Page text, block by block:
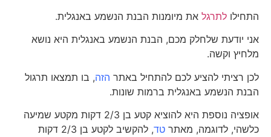
התחילו לתרגל את מיומנות הבנת הנשמע באנגלית.
אני יודעת שלחלק מכם, הבנת הנשמע באנגלית היא נושא
מלחיץ וקשה.
לכן רציתי להציע לכם להתחיל באתר הזה, בו תמצאו תרגול
הבנת הנשמע באנגלית ברמות שונות.
אופציה נוספת היא להוציא קטע בן 2/3 דקות מקטע שמיעה
כלשהי, לדוגמה, מאתר טד
, להקשיב לקטע בן 2/3 דקות